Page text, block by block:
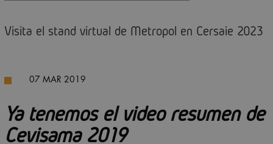
Visita el stand virtual de Metropol en Cersaie 2023
07 MAR 2019
Ya tenemos el video resumen de
Cevisama 2019